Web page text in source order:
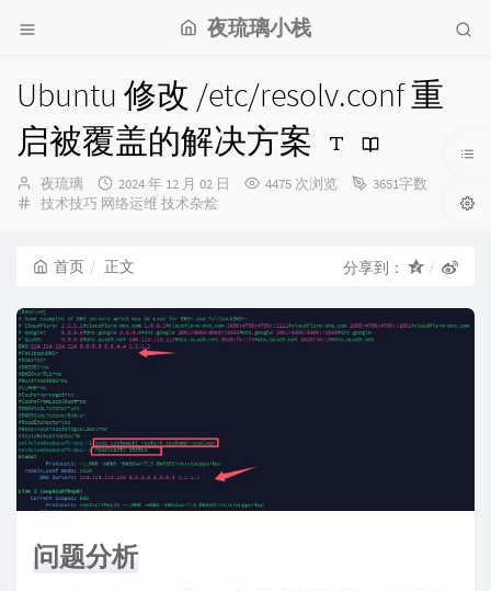
夜琉璃小栈
Ubuntu 修改 /etc/resolv.conf 重
启被覆盖的解决方案
博
主：
夜琉璃
发
布
2024 年 12 月 02 日 4475 次浏览
3651字数
分
技术技巧 网络运维 技术杂烩
首页 正文 分享到：
问题分析